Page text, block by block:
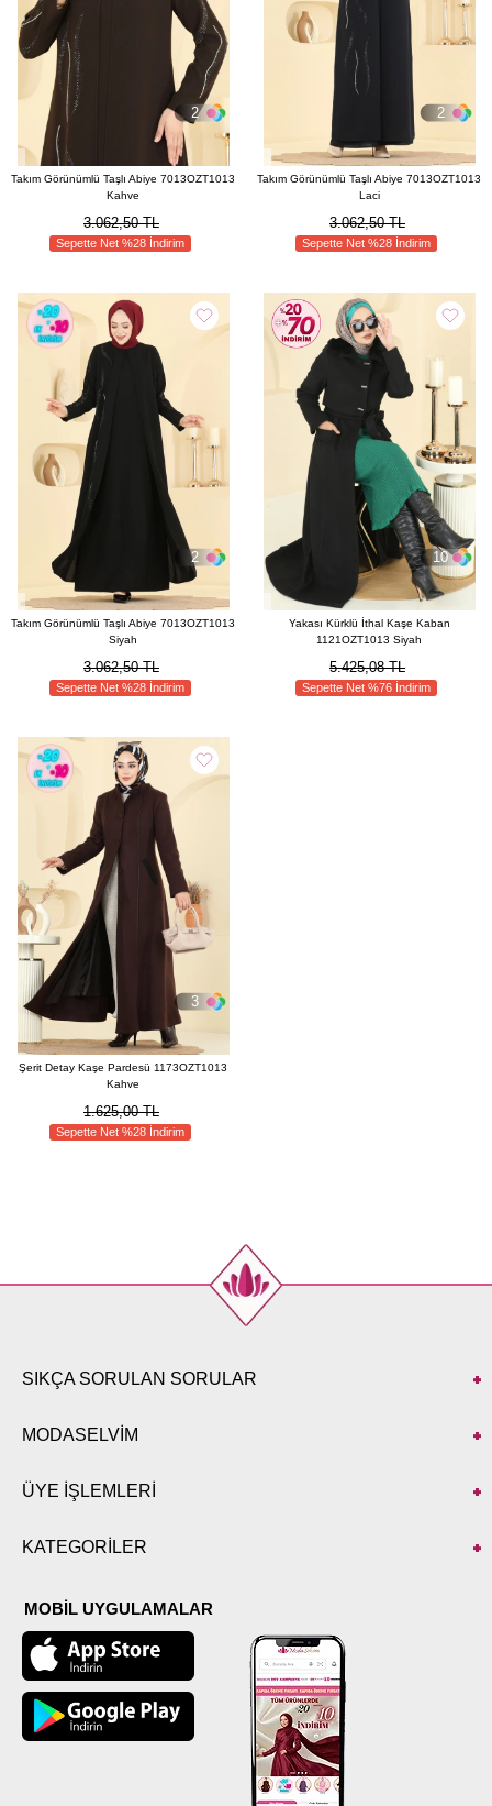
2
Takım Görünümlü Taşlı Abiye 7013OZT1013
Kahve
3.062,50 TL
Sepette Net %28 İndirim
2
Takım Görünümlü Taşlı Abiye 7013OZT1013
Laci
3.062,50 TL
Sepette Net %28 İndirim
2
Takım Görünümlü Taşlı Abiye 7013OZT1013
Siyah
3.062,50 TL
Sepette Net %28 İndirim
10
Yakası Kürklü İthal Kaşe Kaban
1121OZT1013 Siyah
5.425,08 TL
Sepette Net %76 İndirim
3
Şerit Detay Kaşe Pardesü 1173OZT1013
Kahve
1.625,00 TL
Sepette Net %28 İndirim
SIKÇA SORULAN SORULAR
MODASELVİM
ÜYE İŞLEMLERİ
KATEGORİLER
MOBİL UYGULAMALAR